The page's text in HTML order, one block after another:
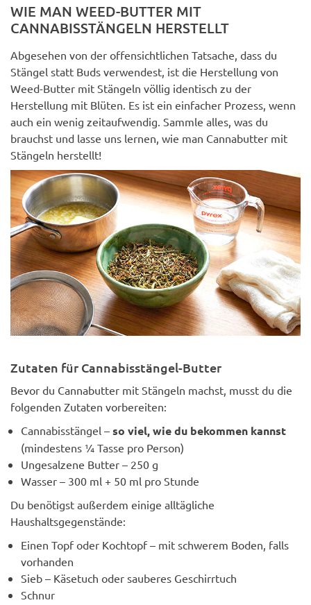
WIE MAN WEED-BUTTER MIT
CANNABISSTÄNGELN HERSTELLT
Abgesehen von der offensichtlichen Tatsache, dass du
Stängel statt Buds verwendest, ist die Herstellung von
Weed-Butter mit Stängeln völlig identisch zu der
Herstellung mit Blüten. Es ist ein einfacher Prozess, wenn
auch ein wenig zeitaufwendig. Sammle alles, was du
brauchst und lasse uns lernen, wie man Cannabutter mit
Stängeln herstellt!
Zutaten für Cannabisstängel-Butter
Bevor du Cannabutter mit Stängeln machst, musst du die
folgenden Zutaten vorbereiten:
Cannabisstängel – so viel, wie du bekommen kannst
(mindestens ¼ Tasse pro Person)
Ungesalzene Butter – 250 g
Wasser – 300 ml + 50 ml pro Stunde
Du benötigst außerdem einige alltägliche
Haushaltsgegenstände:
Einen Topf oder Kochtopf – mit schwerem Boden, falls
vorhanden
Sieb – Käsetuch oder sauberes Geschirrtuch
Schnur